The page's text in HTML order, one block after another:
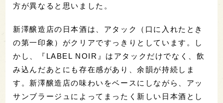
方が異なると思いました。
新澤醸造店の日本酒は、アタック（口に入れたとき
の第一印象）がクリアですっきりとしています。し
かし、『LABEL NOIR』はアタックだけでなく、飲
み込んだあとにも存在感があり、余韻が持続しま
す。新澤醸造店の味わいをベースにしながら、アッ
サンブラージュによってまったく新しい日本酒とし